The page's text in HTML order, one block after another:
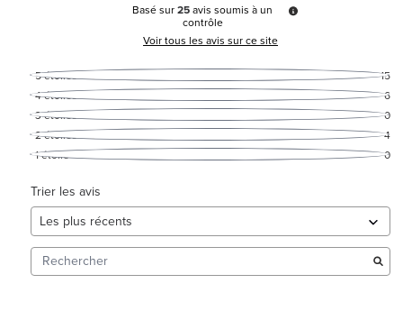
Basé sur25avis soumis à un
contrôle
Voir tous les avis sur ce site
5étoiles
15
4étoiles
6
3étoiles
0
2étoiles
4
1étoile 0
Trier les avis